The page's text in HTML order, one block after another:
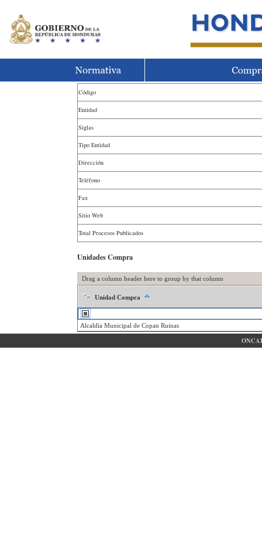
Código
Entidad
Siglas
Tipo Entidad
Dirección
Teléfono
Fax
Sitio Web
Total Procesos Publicados
Unidades Compra
Drag a column header here to group by that column
Unidad Compra
Alcaldía Municipal de Copan Ruinas